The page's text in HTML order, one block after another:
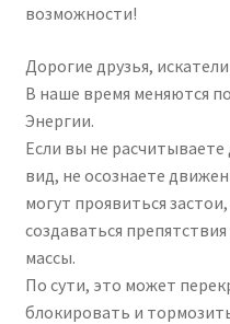
возможности!
Дорогие друзья,
В наше время меняются
Энергии.
Если вы не
вид, не осознаете
могут проявиться
создаваться
массы.
По сути, это может
блокировать и